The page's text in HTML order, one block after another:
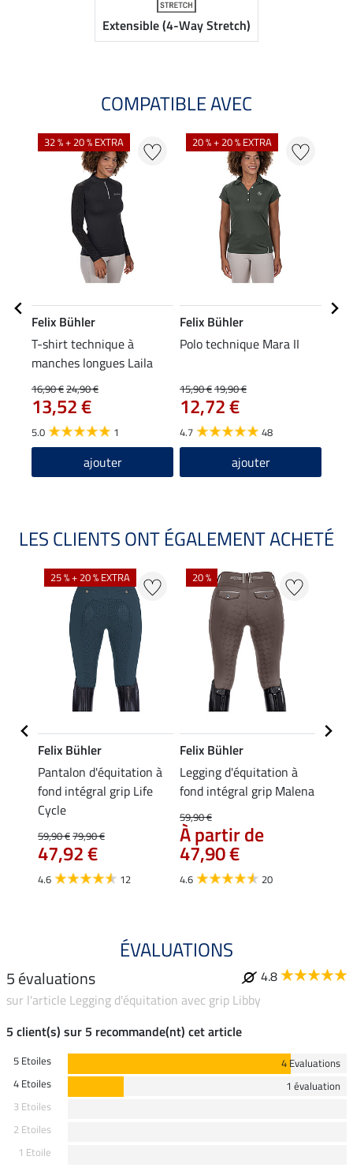
Extensible (4-Way Stretch)
COMPATIBLE AVEC
32 % + 20 % EXTRA
Felix Bühler
T-shirt technique à
manches longues Laila
16,90 €24,90 €
13,52 €
5.0 1
ajouter
20 % + 20 % EXTRA
Felix Bühler
Polo technique Mara II
15,90 €19,90 €
12,72 €
4.7 48
ajouter
LES CLIENTS ONT ÉGALEMENT ACHETÉ
25 % + 20 % EXTRA
Felix Bühler
Pantalon d'équitation à
fond intégral grip Life
Cycle
59,90 €79,90 €
47,92 €
4.6 12
20 %
Felix Bühler
Legging d'équitation à
fond intégral grip Malena
59,90 €
À partir de
47,90 €
4.6 20
ÉVALUATIONS
5 évaluations
4.8
sur l'article Legging d'équitation avec grip Libby
5 client(s) sur 5 recommande(nt) cet article
5 Etoiles
4 Evaluations
4 Etoiles
1 évaluation
3 Etoiles
2 Etoiles
1 Etoile